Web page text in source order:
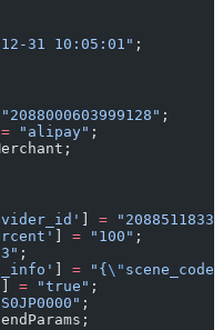
31 10:05:01" ;
"2088000603999128" ;
= "alipay" ;
=
= "100" ;
;
= "{ \" scene_code
= "true" ;
;